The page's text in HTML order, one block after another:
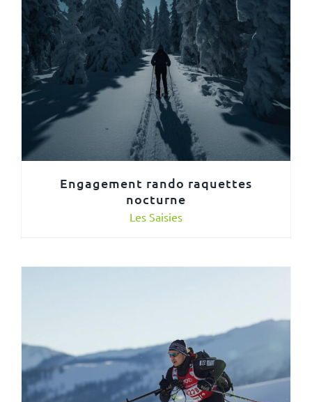
Engagement rando raquettes
nocturne
Les Saisies